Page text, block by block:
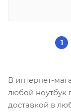
1
В интернет-
любой ноутбук
доставкой в